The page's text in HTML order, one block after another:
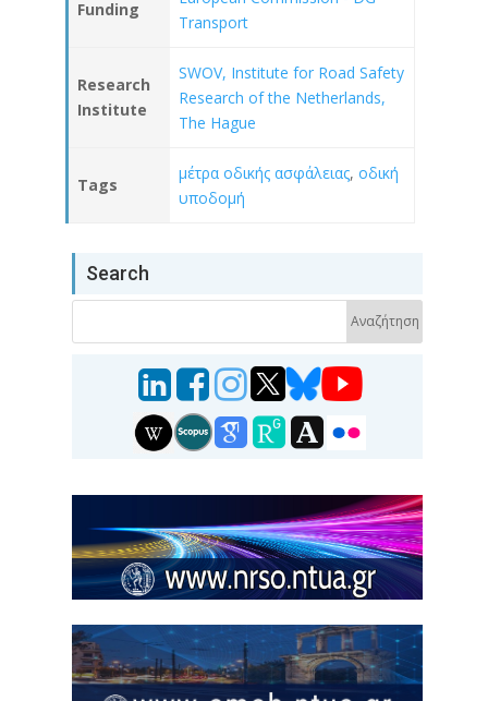
Funding
Transport
Research
Institute
SWOV, Institute for Road Safety
Research of the Netherlands,
The Hague
Tags
μέτρα οδικής ασφάλειας, οδική
υποδομή
Search